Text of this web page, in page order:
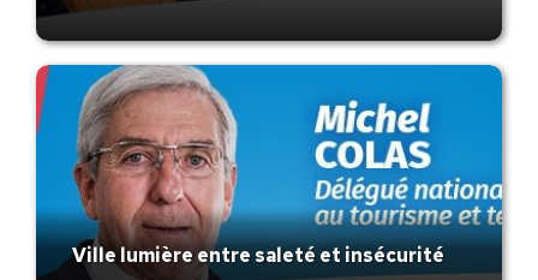
Ville lumière entre saleté et insécurité